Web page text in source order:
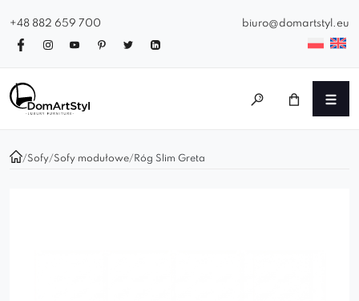
+48 882 659 700 biuro@domartstyl.eu
/Sofy/Sofy modułowe/ Róg Slim Greta